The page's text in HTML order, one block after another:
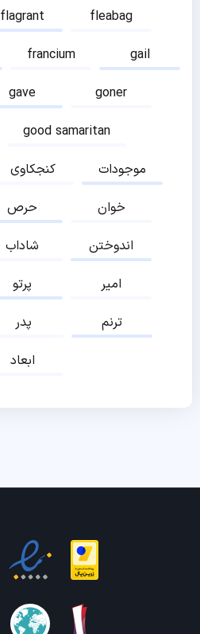
flagrant
fleabag
francium
gail
gave
goner
good samaritan
کنجکاوی
موجودات
حرص
خوان
شاداب
اندوختن
پرتو
امیر
پدر
ترنم
ابعاد